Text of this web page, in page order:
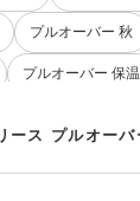
プルオーバー 秋
プルオーバー 保温
ース プルオー